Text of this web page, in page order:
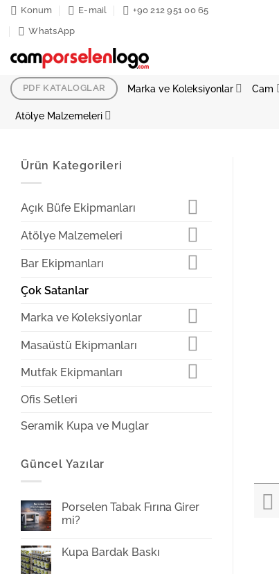
İçeriğe
atla
Konum E-mail
+90 212 951 00 65
WhatsApp
PDF KATALOGLAR Marka ve Koleksiyonlar Cam
Atölye Malzemeleri
Ürün Kategorileri
Açık Büfe Ekipmanları
Atölye Malzemeleri
Bar Ekipmanları
Çok Satanlar
Marka ve Koleksiyonlar
Masaüstü Ekipmanları
Mutfak Ekipmanları
Ofis Setleri
Seramik Kupa ve Muglar
Güncel Yazılar
Porselen Tabak Fırına Girer
mi?
Porselen
Tabak
Kupa Bardak Baskı